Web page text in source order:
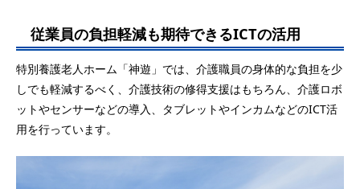
従業員の負担軽減も期待できるICTの活用
特別養護老人ホーム「神遊」では、介護職員の身体的な負担を少
しでも軽減するべく、介護技術の修得支援はもちろん、介護ロボ
ットやセンサーなどの導入、タブレットやインカムなどのICT活
用を行っています。